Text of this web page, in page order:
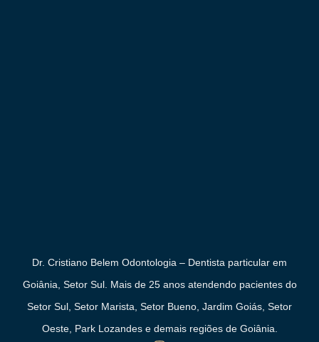
Dr. Cristiano Belem Odontologia – Dentista particular em
Goiânia, Setor Sul. Mais de 25 anos atendendo pacientes do
Setor Sul, Setor Marista, Setor Bueno, Jardim Goiás, Setor
Oeste, Park Lozandes e demais regiões de Goiânia.